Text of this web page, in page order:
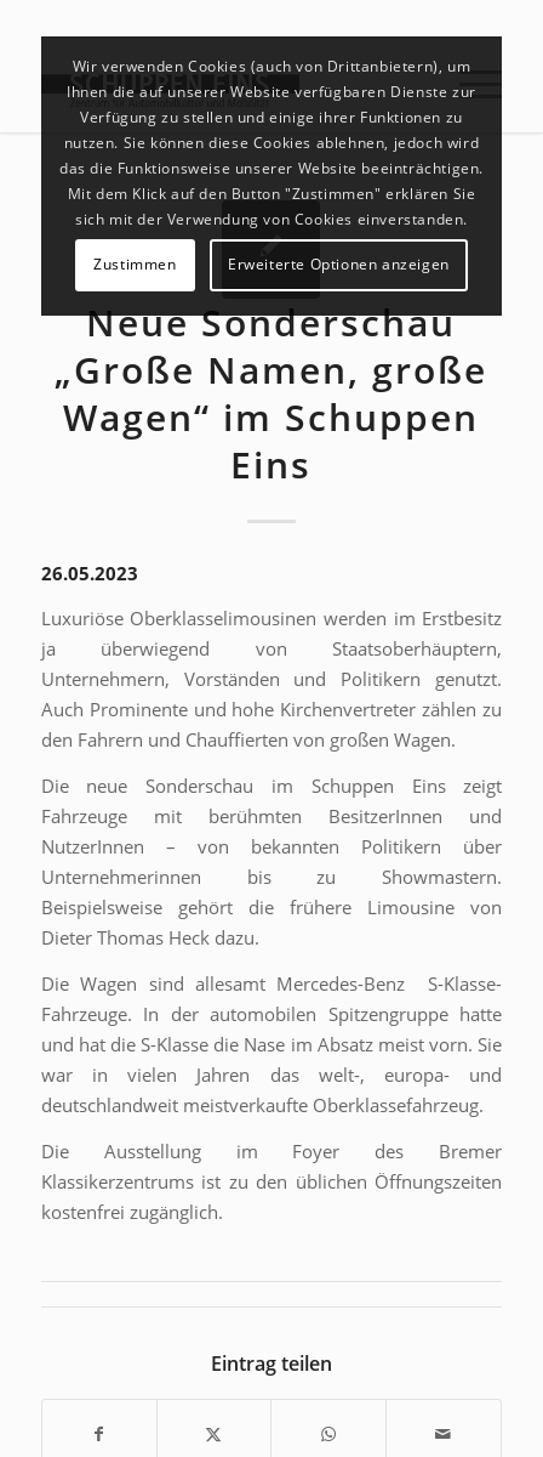
Neue Sonderschau
„Große Namen, große
Wagen“ im Schuppen
Eins
26.05.2023
Luxuriöse Oberklasselimousinen werden im Erstbesitz
ja überwiegend von Staatsoberhäuptern,
Unternehmern, Vorständen und Politikern genutzt.
Auch Prominente und hohe Kirchenvertreter zählen zu
den Fahrern und Chauffierten von großen Wagen.
Die neue Sonderschau im Schuppen Eins zeigt
Fahrzeuge mit berühmten BesitzerInnen und
NutzerInnen – von bekannten Politikern über
Unternehmerinnen bis zu Showmastern.
Beispielsweise gehört die frühere Limousine von
Dieter Thomas Heck dazu.
Die Wagen sind allesamt Mercedes-Benz S-Klasse-
Fahrzeuge. In der automobilen Spitzengruppe hatte
und hat die S-Klasse die Nase im Absatz meist vorn. Sie
war in vielen Jahren das welt-, europa- und
deutschlandweit meistverkaufte Oberklassefahrzeug.
Die Ausstellung im Foyer des Bremer
Klassikerzentrums ist zu den üblichen Öffnungszeiten
kostenfrei zugänglich.
Eintrag teilen
Wir verwenden Cookies (auch von Drittanbietern), um
Ihnen die auf unserer Website verfügbaren Dienste zur
Verfügung zu stellen und einige ihrer Funktionen zu
nutzen. Sie können diese Cookies ablehnen, jedoch wird
das die Funktionsweise unserer Website beeinträchtigen.
Mit dem Klick auf den Button "Zustimmen" erklären Sie
sich mit der Verwendung von Cookies einverstanden.
Zustimmen Erweiterte Optionen anzeigen